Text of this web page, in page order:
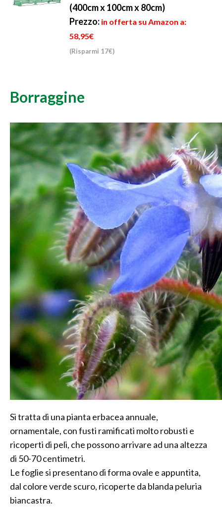
(400cm x 100cm x 80cm)
Prezzo: in offerta su Amazon a:
58,95€
(Risparmi 17€)
Borraggine
Si tratta di una pianta erbacea annuale,
ornamentale, con fusti ramificati molto robusti e
ricoperti di peli, che possono arrivare ad una altezza
di 50-70 centimetri.
Le foglie si presentano di forma ovale e appuntita,
dal colore verde scuro, ricoperte da blanda peluria
biancastra.